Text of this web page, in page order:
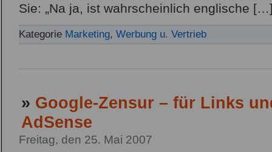
Sie: „Na ja, ist wahrscheinlich englische
Kategorie Marketing, Werbung u. Vertrieb
» Google-Zensur – für Links
AdSense
Freitag, den 25. Mai 2007